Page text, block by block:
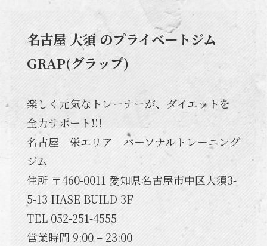
名古屋 大須 のプライベートジム
GRAP(グラップ)
楽しく元気なトレーナーが、ダイエットを
全力サポート!!!
名古屋 栄エリア パーソナルトレーニング
ジム
住所 〒460-0011 愛知県名古屋市中区大須3-
5-13 HASE BUILD 3F
TEL 052-251-4555
営業時間 9:00 – 23:00